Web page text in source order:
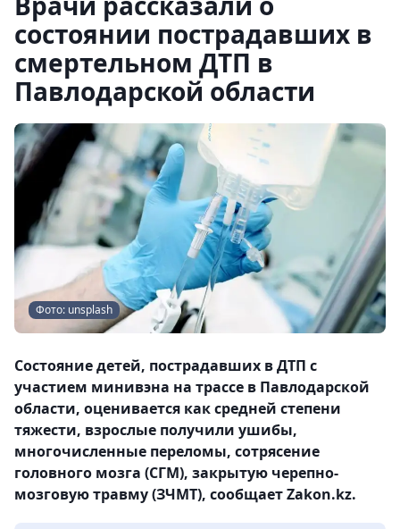
состоянии пострадавших в
смертельном ДТП в
Павлодарской области
Фото: unsplash
Состояние детей, пострадавших в ДТП с
участием минивэна на трассе в Павлодарской
области, оценивается как средней степени
тяжести, взрослые получили ушибы,
многочисленные переломы, сотрясение
головного мозга (СГМ), закрытую черепно-
мозговую травму (ЗЧМТ), сообщает Zakon.kz.